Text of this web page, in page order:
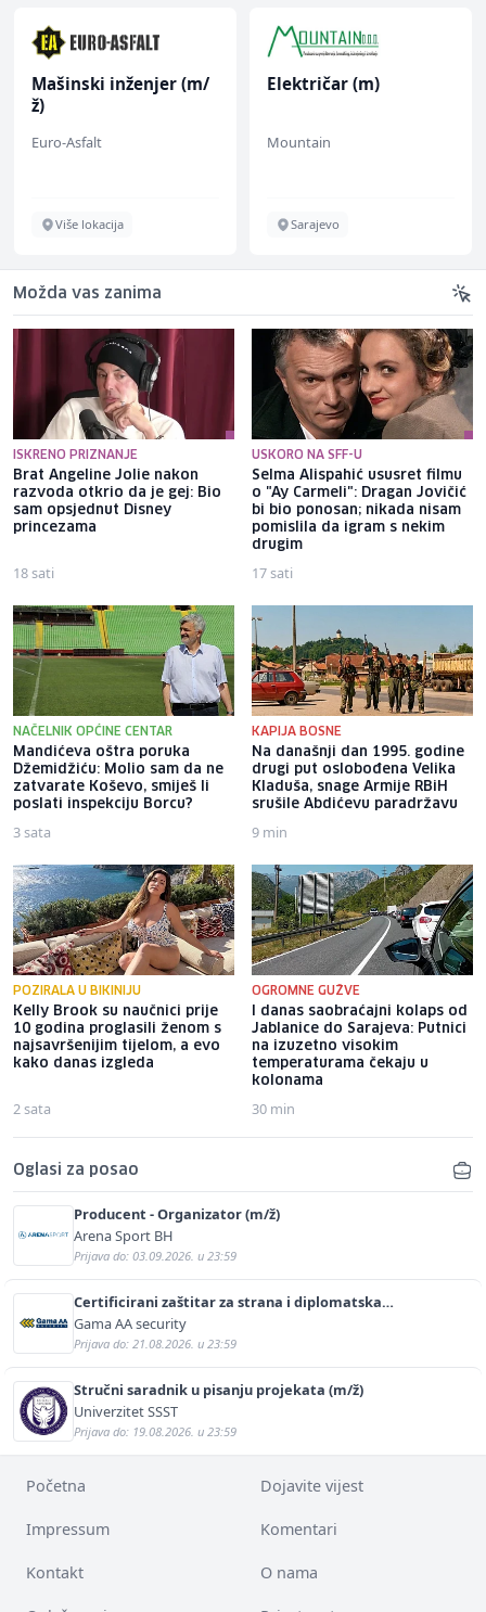
Mašinski inženjer (m/
ž)
Euro-Asfalt
Više lokacija
Električar (m)
Mountain
Sarajevo
Možda vas zanima
ISKRENO PRIZNANJE
Brat Angeline Jolie nakon
razvoda otkrio da je gej: Bio
sam opsjednut Disney
princezama
18 sati
USKORO NA SFF-U
Selma Alispahić ususret filmu
o "Ay Carmeli": Dragan Jovičić
bi bio ponosan; nikada nisam
pomislila da igram s nekim
drugim
17 sati
NAČELNIK OPĆINE CENTAR
Mandićeva oštra poruka
Džemidžiću: Molio sam da ne
zatvarate Koševo, smiješ li
poslati inspekciju Borcu?
3 sata
KAPIJA BOSNE
Na današnji dan 1995. godine
drugi put oslobođena Velika
Kladuša, snage Armije RBiH
srušile Abdićevu paradržavu
9 min
POZIRALA U BIKINIJU
Kelly Brook su naučnici prije
10 godina proglasili ženom s
najsavršenijim tijelom, a evo
kako danas izgleda
2 sata
OGROMNE GUŽVE
I danas saobraćajni kolaps od
Jablanice do Sarajeva: Putnici
na izuzetno visokim
temperaturama čekaju u
kolonama
30 min
Oglasi za posao
Producent - Organizator (m/ž)
Arena Sport BH
Prijava do: 03.09.2026. u 23:59
Certificirani zaštitar za strana i diplomatska
predstavništva (m/ž)
Gama AA security
Prijava do: 21.08.2026. u 23:59
Stručni saradnik u pisanju projekata (m/ž)
Univerzitet SSST
Prijava do: 19.08.2026. u 23:59
Početna Dojavite vijest
Impressum Komentari
Kontakt O nama